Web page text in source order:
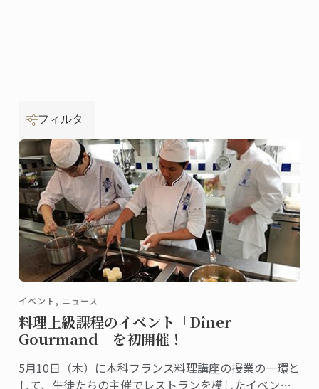
フィルタ
イベント, ニュース
料理上級課程のイベント「Dîner
Gourmand」を初開催！
5月10日（木）に本科フランス料理講座の授業の一環と
して、生徒たちの主催でレストランを模したイベント